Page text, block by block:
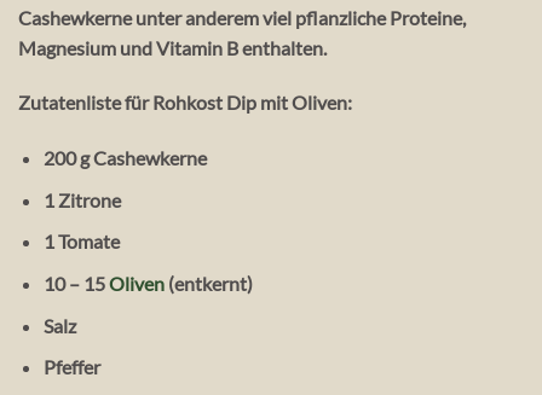
Cashewkerne unter anderem viel pflanzliche Proteine,
Magnesium und Vitamin B enthalten.
Zutatenlistefür Rohkost Dip mit Oliven:
200 g Cashewkerne
1 Zitrone
1 Tomate
10 – 15Oliven(entkernt)
Salz
Pfeffer